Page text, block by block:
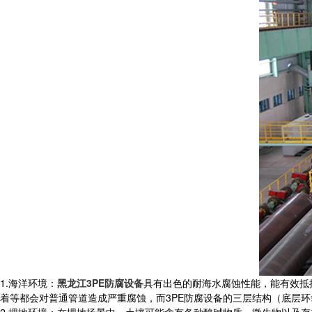
1.海洋环境： 黑龙江3PE防腐设备具有出色的耐海水腐蚀性能，能有效
着等都会对普通管道造成严重腐蚀，而3PE防腐设备的三层结构（底层